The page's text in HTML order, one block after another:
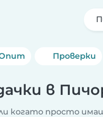
Проверки
в
когато просто